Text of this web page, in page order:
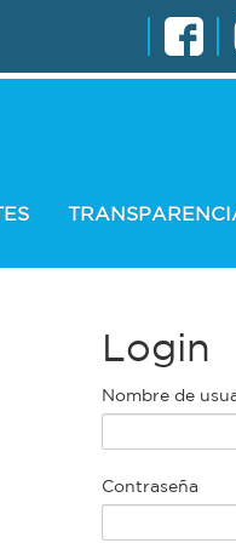
Login
Nombre de
Contraseña